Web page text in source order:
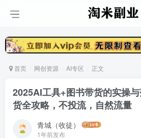
首页 网创资源 AI专区 正文
2025AI工具+图书带货的实操
货全攻略，不投流，自然流量
青城（收徒）
1年前发布